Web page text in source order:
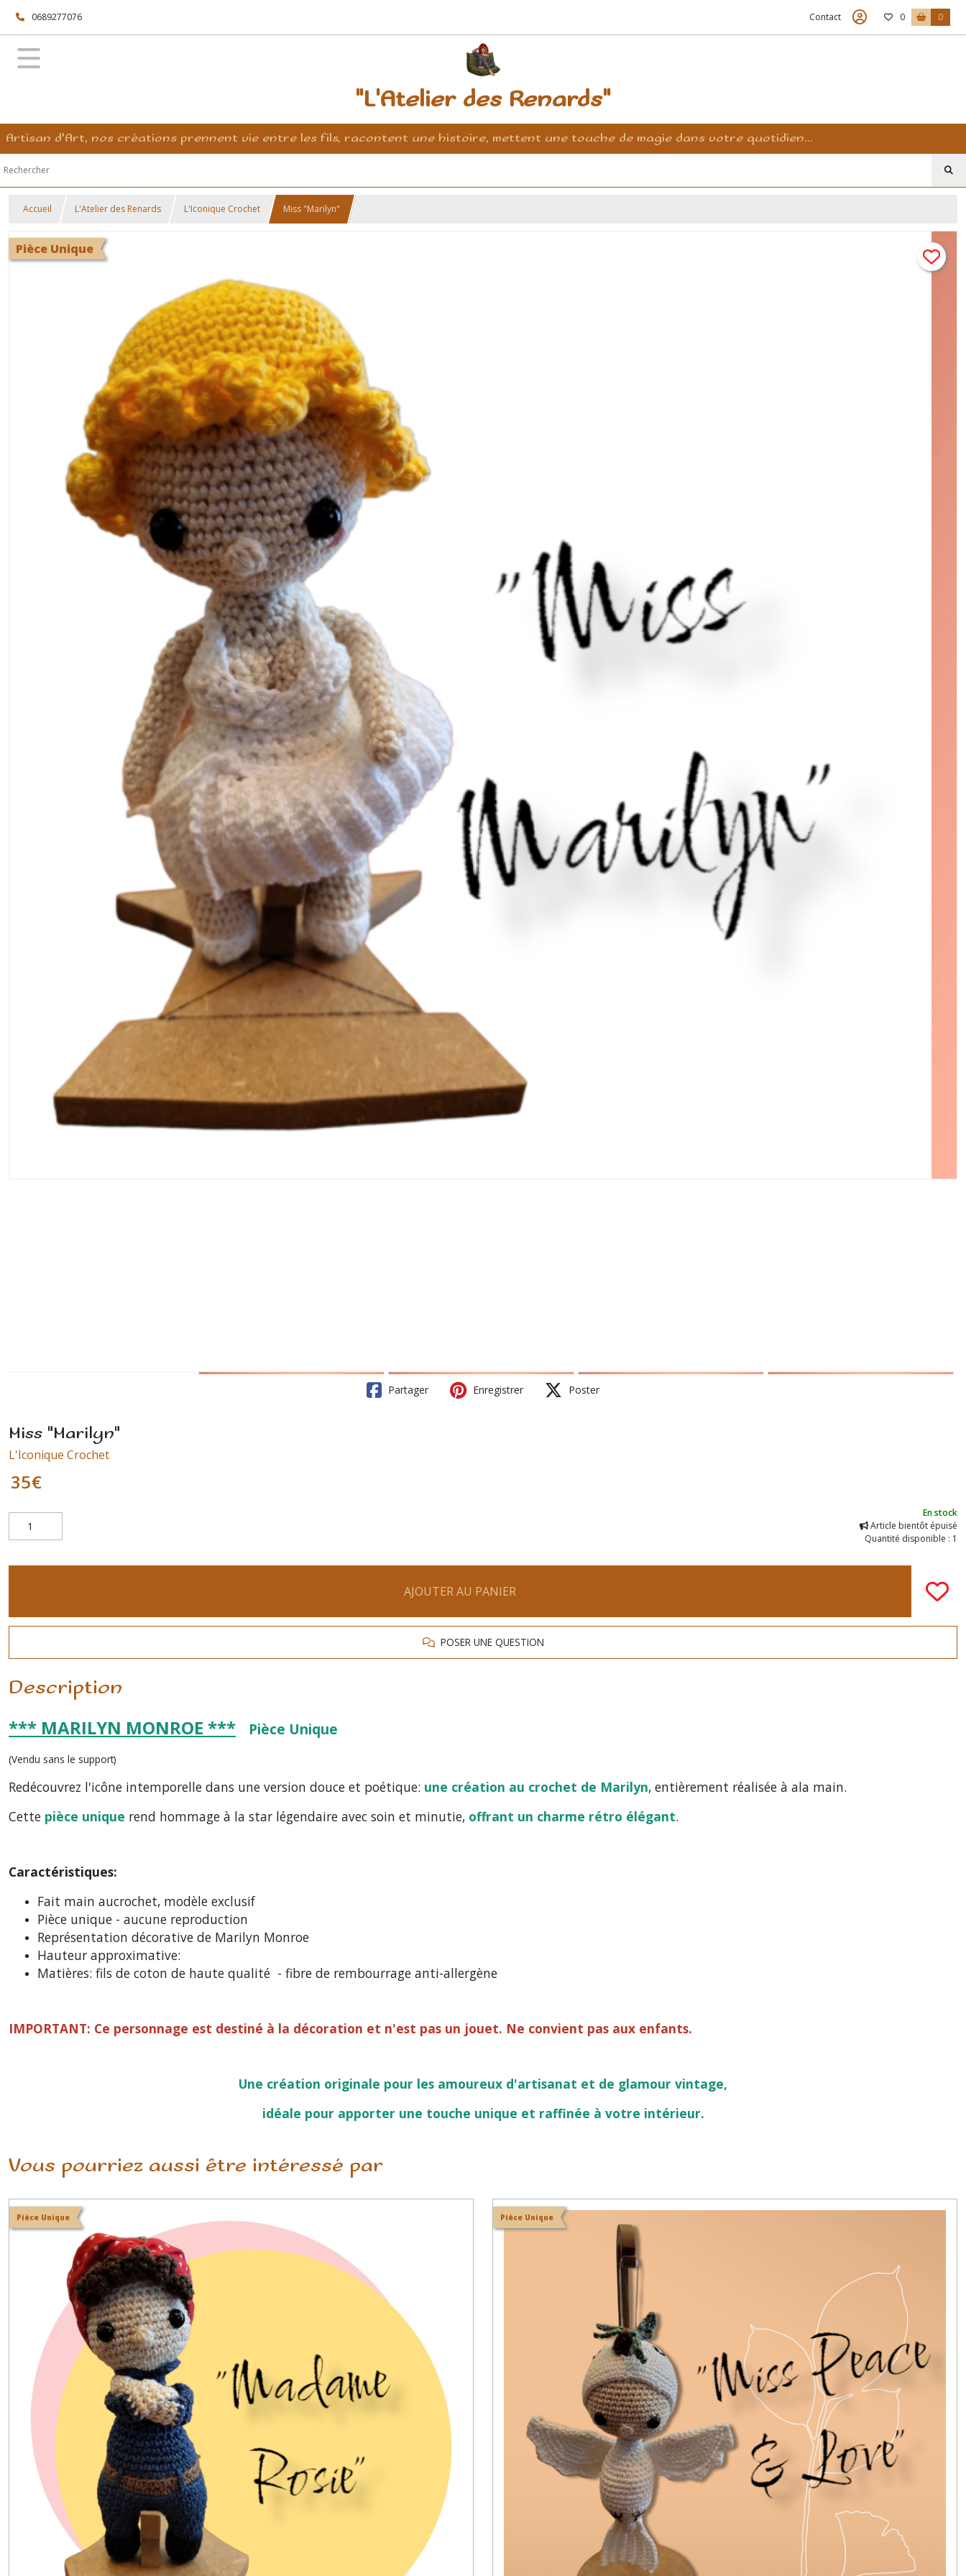
0689277076 Contact 0 0
"L'Atelier des Renards"
Artisan d'Art, nos créations prennent vie entre les fils, racontent une histoire, mettent une touche de magie dans votre quotidien...
Accueil L'Atelier des Renards L'Iconique Crochet Miss "Marilyn"
Pièce Unique
Partager Enregistrer Poster
Miss "Marilyn"
L'Iconique Crochet
35€
En stock
Article bientôt épuisé
Quantité disponible : 1
AJOUTER AU PANIER
POSER UNE QUESTION
Description
*** MARILYN MONROE ***
Pièce Unique
(Vendu sans le support)
Redécouvrez l'icône intemporelle dans une version douce et poétique: une création au crochet de Marilyn, entièrement réalisée à ala main.
Cette pièce unique rend hommage à la star légendaire avec soin et minutie, offrant un charme rétro élégant.
Caractéristiques:
Fait main aucrochet, modèle exclusif
Pièce unique - aucune reproduction
Représentation décorative de Marilyn Monroe
Hauteur approximative:
Matières: fils de coton de haute qualité - fibre de rembourrage anti-allergène
IMPORTANT: Ce personnage est destiné à la décoration et n'est pas un jouet. Ne convient pas aux enfants.
Une création originale pour les amoureux d'artisanat et de glamour vintage,
idéale pour apporter une touche unique et raffinée à votre intérieur.
Vous pourriez aussi être intéressé par
Pièce Unique Pièce Unique